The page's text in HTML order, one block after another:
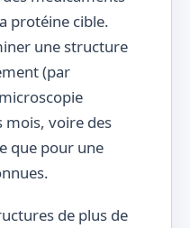
protéine cible.
une structure
(par
mois, voire des
que pour une
de plus de